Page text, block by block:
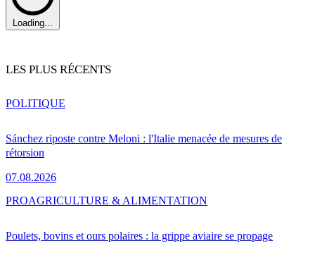
Loading...
LES PLUS RÉCENTS
Sánchez riposte contre Meloni : l'Italie menacée de mesures de
rétorsion
07.08.2026
POLITIQUE
Poulets, bovins et ours polaires : la grippe aviaire se propage
PROAGRICULTURE & ALIMENTATION